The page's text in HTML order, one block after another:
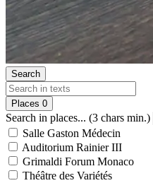
Search
Places 0
Search in places... (3 chars min.)
Salle Gaston Médecin
Auditorium Rainier III
Grimaldi Forum Monaco
Théâtre des Variétés